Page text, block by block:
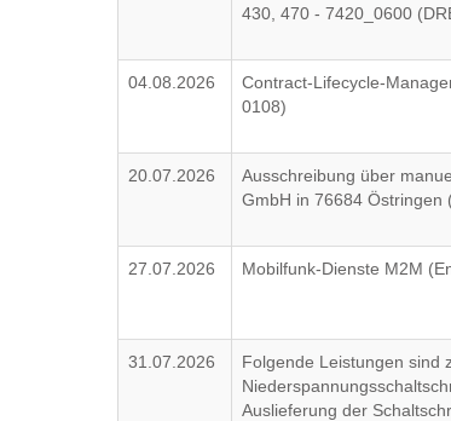
430, 470 - 7420_0600
04.08.2026
Contract-Lifecycle-
0108)
20.07.2026
Ausschreibung über
GmbH in 76684 Östringen
27.07.2026 Mobilfunk-Dienste M2M
31.07.2026
Folgende Leistungen sind
Auslieferung der